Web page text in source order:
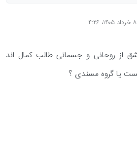
۸ خرداد ۱۴۰۵،‏ ۴:۲۶توسط انجام شده
روحانی و جسمانی طالب کمال اند
یا گروه مسندی ؟